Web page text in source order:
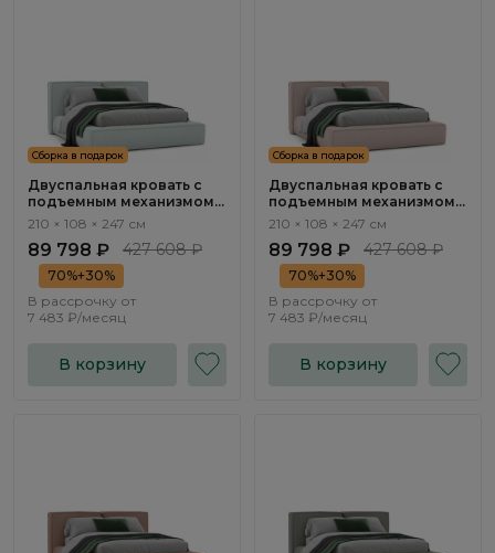
Сборка в подарок
Двуспальная кровать с
подъемным механизмом
Нью-Йорк / New York
210 × 108 × 247 см
89 798 ₽ 427 608 ₽
70%+30%
В рассрочку от
7 483 ₽/месяц
В корзину
Сборка в подарок
Двуспальная кровать с
подъемным механизмом
Нью-Йорк / New York
210 × 108 × 247 см
89 798 ₽ 427 608 ₽
70%+30%
В рассрочку от
7 483 ₽/месяц
В корзину